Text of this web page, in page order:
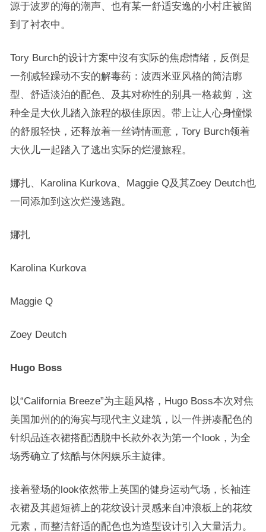
源于波罗的海的潮声、也有某一舒适安逸的小村庄被留
到了衬衣中。
Tory Burch的设计方案中沒有实际的焦虑情绪，反倒是
一剂减轻躁动不安的解毒药：波西米亚风格的简洁廓
型、舒适淡泊的配色、及其对称性的别具一格裁剪，这
种全是大伙儿踏入旅程的极佳原因。带上让人心身憧憬
的舒服轻快，还释放着一丝诗情画意，Tory Burch领着
大伙儿一起踏入了逃出实际的烂漫旅程。
娜扎、Karolina Kurkova、Maggie Q及其Zoey Deutch也
一同添加到这次烂漫逃跑。
娜扎
Karolina Kurkova
Maggie Q
Zoey Deutch
Hugo Boss
以“California Breeze”为主题风格，Hugo Boss本次对焦
美国加州的的海宾与现代主义建筑，以一件拼凑配色的
针织品连衣裙搭配洒脱中长款外衣为第一个look，为全
场秀确立了炫酷与休闲娱乐主旋律。
接着登场的look依然带上英国的健身运动气场，长袖连
衣裙及其超短裤上的花纹设计灵感来自冲浪板上的花纹
元素，而整洁舒适的配色也为造型设计引入大量活力。